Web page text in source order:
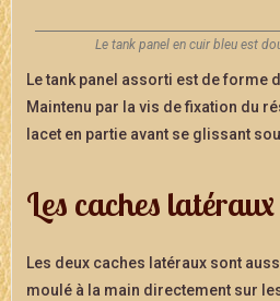
Le tank panel en cuir bleu est
Le tank panel assorti est de forme
Maintenu par la vis de fixation du
lacet en partie avant se glissant
Les caches latéraux
Les deux caches latéraux sont
moulé à la main directement sur